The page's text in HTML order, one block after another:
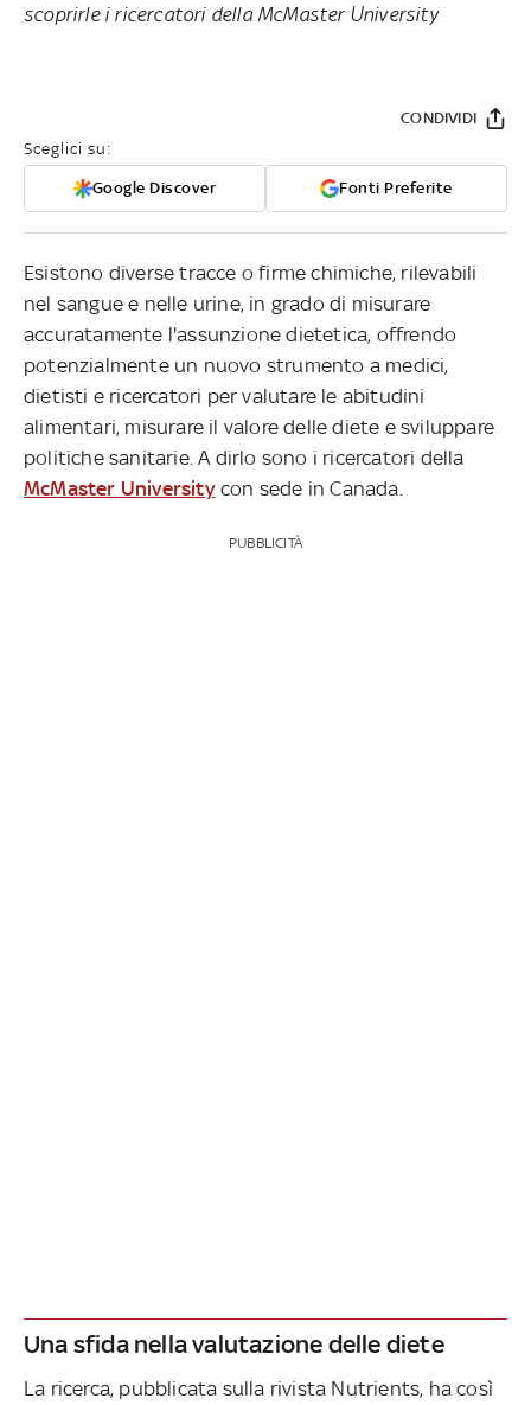
scoprirle i ricercatori della McMaster University
Sceglici su:
Google Discover Fonti Preferite
CONDIVIDI
Esistono diverse tracce o firme chimiche, rilevabili
nel sangue e nelle urine, in grado di misurare
accuratamente l'assunzione dietetica, offrendo
potenzialmente un nuovo strumento a medici,
dietisti e ricercatori per valutare le abitudini
alimentari, misurare il valore delle diete e sviluppare
politiche sanitarie. A dirlo sono i ricercatori della
McMaster Universitycon sede in Canada.
PUBBLICITÀ
Una sfida nella valutazione delle diete
La ricerca, pubblicata sulla rivista Nutrients, ha così